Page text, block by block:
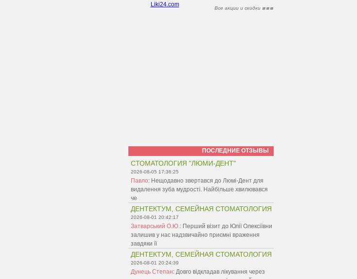
Liki24.com
Все акции и скидки
ПОСЛЕДНИЕ ОТЗЫВЫ
СТОМАТОЛОГИЯ "ЛЮМИ-ДЕНТ"
2026-08-05 17:36:25
Павло: Нещодавно звертався до Люмі-Дент для
видалення зуба мудрості. Найбільше хвилювався
че
ДЕНТЕКТУМ, СЕМЕЙНАЯ СТОМАТОЛОГИЯ
2026-08-01 20:42:17
Затварський О.Ю.: Перший візит до Юлії Олексіївни
залишив у нас надзвичайно приємні враження
завдяки її
ДЕНТЕКТУМ, СЕМЕЙНАЯ СТОМАТОЛОГИЯ
2026-08-01 20:24:39
Дунець Степан: Довго відкладав лікування через